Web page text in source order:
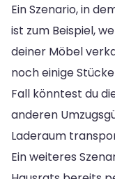
Ein Szenario, in
ist zum Beispiel,
deiner Möbel
noch einige
Fall könntest du
anderen
Laderaum
Ein weiteres